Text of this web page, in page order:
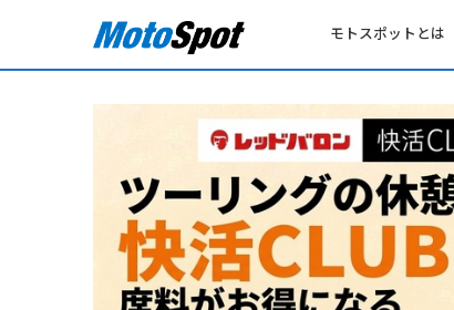
モトスポットとは